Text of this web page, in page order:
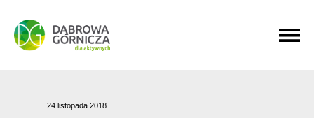
PRZEJDŹ DO MENU GŁÓWNEGO
PRZEJDŹ DO WYSZUKIWARKI
PRZEJDŹ DO TREŚCI
24 listopada 2018